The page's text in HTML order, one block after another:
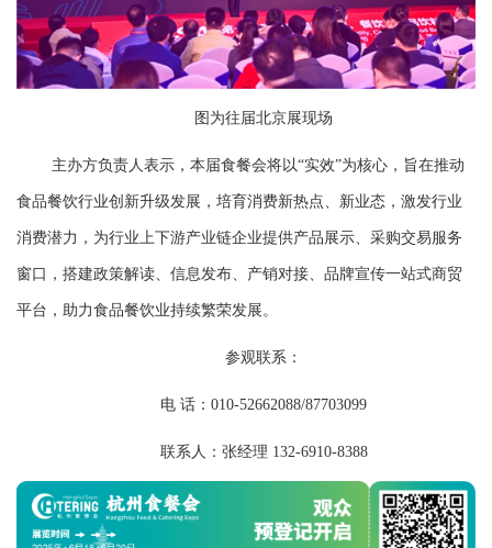
图为往届北京展现场
主办方负责人表示，本届食餐会将以“实效”为核心，旨在推动
食品餐饮行业创新升级发展，培育消费新热点、新业态，激发行业
消费潜力，为行业上下游产业链企业提供产品展示、采购交易服务
窗口，搭建政策解读、信息发布、产销对接、品牌宣传一站式商贸
平台，助力食品餐饮业持续繁荣发展。
参观联系：
电 话：010-52662088/87703099
联系人：张经理 132-6910-8388